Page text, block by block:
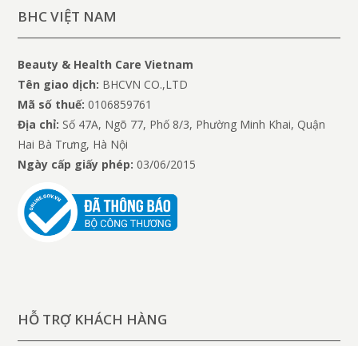
BHC VIỆT NAM
Beauty & Health Care Vietnam
Tên giao dịch: BHCVN CO.,LTD
Mã số thuế:0106859761
Địa chỉ: Số 47A, Ngõ 77, Phố 8/3, Phường Minh Khai, Quận
Hai Bà Trưng, Hà Nội
Ngày cấp giấy phép: 03/06/2015
HỖ TRỢ KHÁCH HÀNG